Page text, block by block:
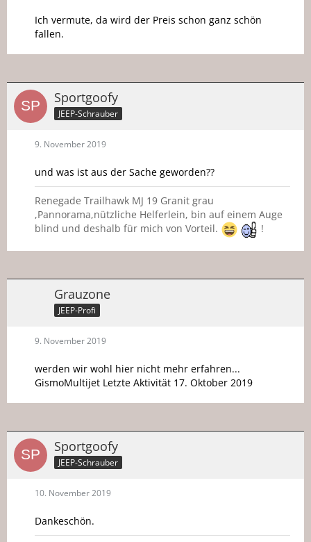
Ich vermute, da wird der Preis schon ganz schön
fallen.
Sportgoofy
JEEP-Schrauber
9. November 2019
und was ist aus der Sache geworden??
Renegade Trailhawk MJ 19 Granit grau
,Pannorama,nützliche Helferlein, bin auf einem Auge
blind und deshalb für mich von Vorteil.
!
Grauzone
JEEP-Profi
9. November 2019
werden wir wohl hier nicht mehr erfahren...
GismoMultijet Letzte Aktivität 17. Oktober 2019
Sportgoofy
JEEP-Schrauber
10. November 2019
Dankeschön.